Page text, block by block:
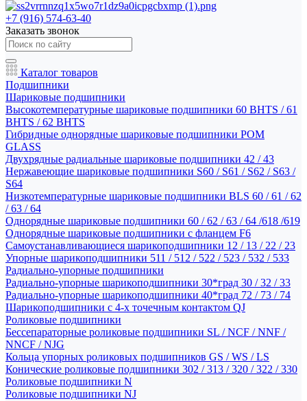
+7 (916) 574-63-40
Заказать звонок
Каталог товаров
Подшипники
Шариковые подшипники
Высокотемпературные шариковые подшипники 60 BHTS / 61
BHTS / 62 BHTS
Гибридные однорядные шариковые подшипники POM
GLASS
Двухрядные радиальные шариковые подшипники 42 / 43
Нержавеющие шариковые подшипники S60 / S61 / S62 / S63 /
S64
Низкотемпературные шариковые подшипники BLS 60 / 61 / 62
/ 63 / 64
Однорядные шариковые подшипники 60 / 62 / 63 / 64 /618 /619
Однорядные шариковые подшипники с фланцем F6
Самоустанавливающиеся шарикоподшипники 12 / 13 / 22 / 23
Упорные шарикоподшипники 511 / 512 / 522 / 523 / 532 / 533
Радиально-упорные подшипники
Радиально-упорные шарикоподшипники 30*град 30 / 32 / 33
Радиально-упорные шарикоподшипники 40*град 72 / 73 / 74
Шарикоподшипники с 4-х точечным контактом QJ
Роликовые подшипники
Бессепараторные роликовые подшипники SL / NCF / NNF /
NNCF / NJG
Кольца упорных роликовых подшипников GS / WS / LS
Конические роликовые подшипники 302 / 313 / 320 / 322 / 330
Роликовые подшипники N
Роликовые подшипники NJ